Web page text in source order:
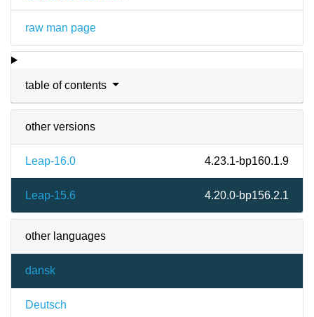
raw man page
table of contents
other versions
Leap-16.0 4.23.1-bp160.1.9
Leap-15.6 4.20.0-bp156.2.1
other languages
dansk
Deutsch